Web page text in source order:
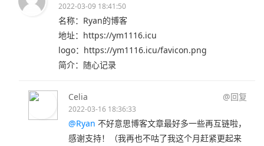
2022-03-09 18:41:50
名称：Ryan的博客
地址：https://ym1116.icu
logo：https://ym1116.icu/favicon.png
简介：随心记录
Celia @回复
2022-03-16 18:36:33
@Ryan 不好意思博客文章最好多一些再互链啦，
感谢支持！（我再也不咕了我这个月赶紧更起来